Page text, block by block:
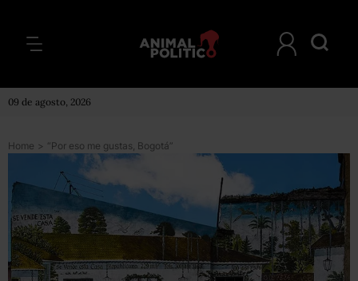
09 de agosto, 2026
Home > “Por eso me gustas, Bogotá”